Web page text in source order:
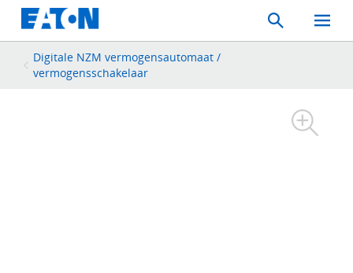
Search
Toggle
Mobile
Digitale NZM vermogensautomaat /
vermogensschakelaar